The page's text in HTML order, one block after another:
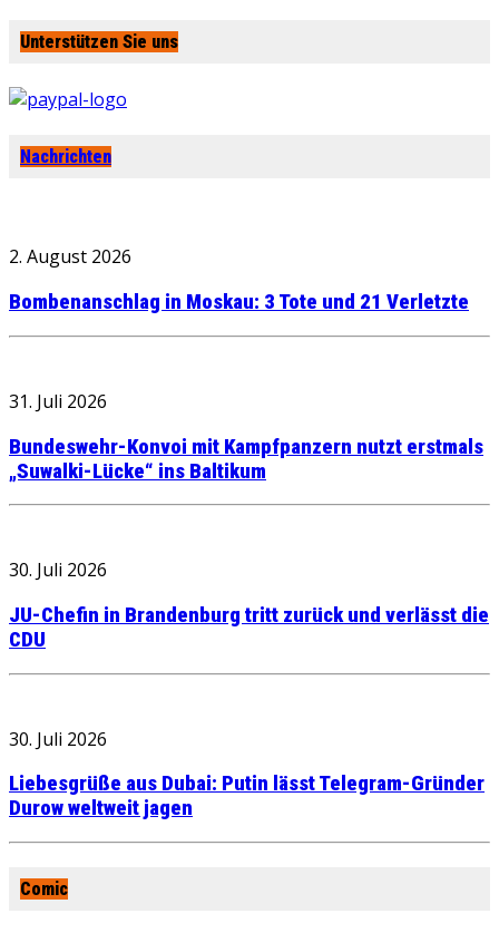
Unterstützen Sie uns
Nachrichten
2. August 2026
Bombenanschlag in Moskau: 3 Tote und 21 Verletzte
31. Juli 2026
Bundeswehr-Konvoi mit Kampfpanzern nutzt erstmals
„Suwalki-Lücke“ ins Baltikum
30. Juli 2026
JU-Chefin in Brandenburg tritt zurück und verlässt die
CDU
30. Juli 2026
Liebesgrüße aus Dubai: Putin lässt Telegram-Gründer
Durow weltweit jagen
Comic